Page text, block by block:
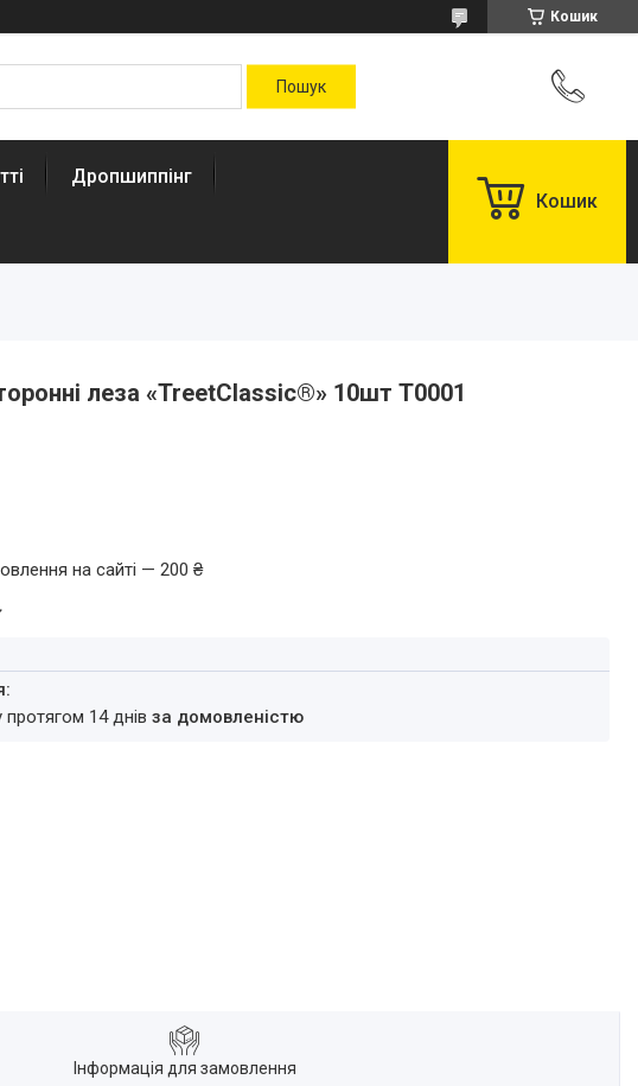
Кошик
Дропшиппінг
Кошик
леза «TreetClassic®» 10шт T0001
на сайті — 200 ₴
протягом 14 днів за домовленістю
Інформація для замовлення